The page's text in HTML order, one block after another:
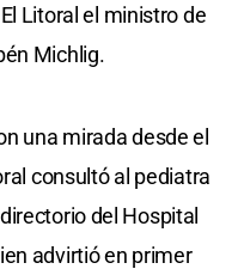
Litoral el ministro de
Michlig.
una mirada desde el
consultó al pediatra
del Hospital
advirtió en primer